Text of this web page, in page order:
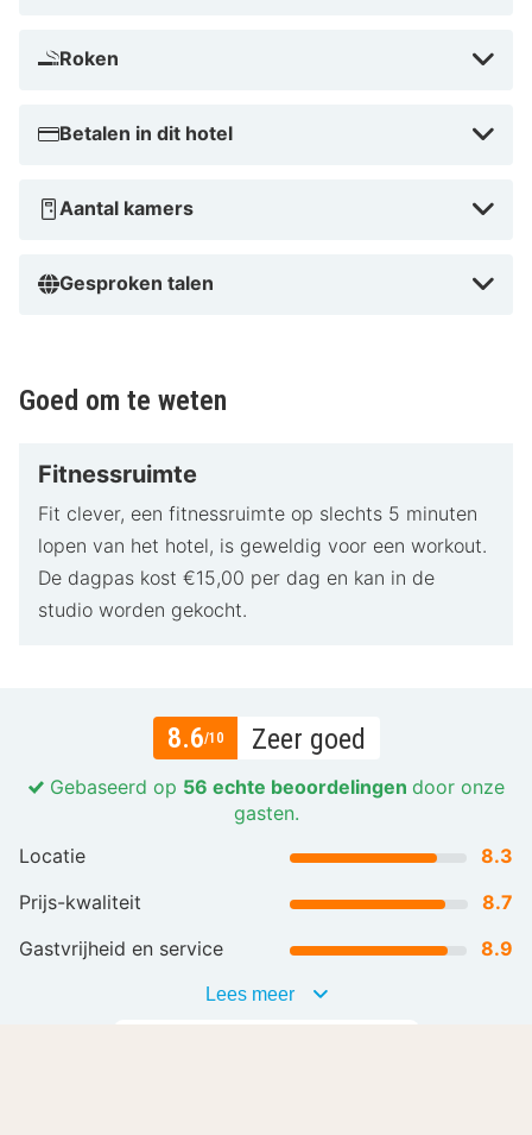
Roken
Betalen in dit hotel
Aantal kamers
Gesproken talen
Goed om te weten
Fitnessruimte
Fit clever, een fitnessruimte op slechts 5 minuten
lopen van het hotel, is geweldig voor een workout.
De dagpas kost €15,00 per dag en kan in de
studio worden gekocht.
8.6/10 Zeer goed
Gebaseerd op 56 echte beoordelingen door onze
gasten.
Locatie
8.3
Prijs-kwaliteit
8.7
Gastvrijheid en service
8.9
Lees meer